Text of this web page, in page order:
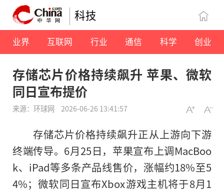
科技
业界 互联网 行业 通信 科学 创业
存储芯片价格持续飙升 苹果、微软
同日宣布提价
来源：环球网 2026-06-26 13:41:57
存储芯片价格持续飙升正从上游向下游
终端传导。6月25日，苹果宣布上调MacBoo
k、iPad等多条产品线售价，涨幅约18%至5
4%；微软同日宣布Xbox游戏主机将于8月1